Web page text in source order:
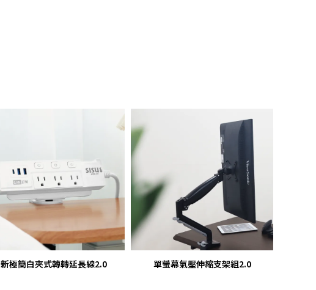
新極簡白夾式轉轉延長線2.0 單螢幕氣壓伸縮支架組2.0